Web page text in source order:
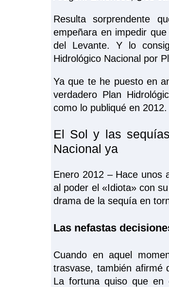
Resulta sorprendente
empeñara en impedir
del Levante. Y lo
Hidrológico Nacional por
Ya que te he puesto en
verdadero Plan
como lo publiqué en 2012.
El Sol y las
Nacional ya
Enero 2012 – Hace unos
al poder el «Idiota» con
drama de la sequía en
Las nefastas
Cuando en aquel
trasvase, también afirmé
La fortuna quiso que en